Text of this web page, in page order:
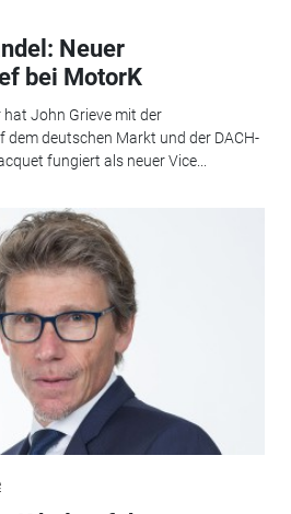
Neuer
bei MotorK
John Grieve mit der
deutschen Markt und der DACH-
fungiert als neuer Vice...